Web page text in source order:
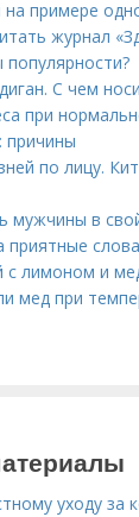
на примере
журнал
популярности?
С чем
при
причины
по лицу.
мужчины в
приятные слова
с лимоном и
мед при
уходу за